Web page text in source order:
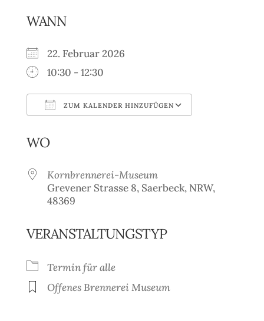
WANN
22. Februar 2026
10:30 - 12:30
ZUM KALENDER HINZUFÜGEN
WO
Kornbrennerei-Museum
Grevener Strasse 8, Saerbeck, NRW,
48369
VERANSTALTUNGSTYP
Termin für alle
Offenes Brennerei Museum